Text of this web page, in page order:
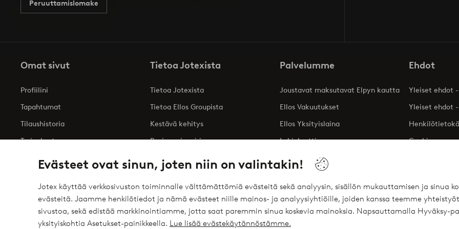
Evästeet ovat sinun, joten niin on valintakin!
Jotex käyttää verkkosivuston toiminnalle välttämättömiä evästeitä sekä analyysin, sisällön mukauttamisen ja sinua
evästeitä. Jaamme henkilötiedot ja nämä evästeet niille mainos- ja analyysiyhtiöille, joiden kanssa teemme
sivustoa, sekä edistää markkinointiamme, jotta saat paremmin sinua koskevia mainoksia. Napsauttamalla Hyväksy-
yksityiskohtia Asetukset-painikkeella. Lue lisää evästekäytännöstämme.
Peruuttamislomake
Omat sivut
Profiilini
Tapahtumat
Tilaushistoria
Tarjoukset
Tietoa Jotexista
Tietoa Jotexista
Tietoa Ellos Groupista
Kestävä kehitys
Business inquiries
Saavutettavuusseloste
Palvelumme
Joustavat maksutavat Elpyn kautta
Ellos Vakuutukset
Ellos Yksityislaina
Lahjakortti
Ehdot
Yleiset ehdot
Yleiset ehdot
Cookies
Turvalliset maksut – maksa nyt tai erissä
Haluatko tietää ? elpy